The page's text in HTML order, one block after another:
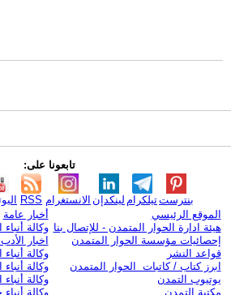
تابعونا على:
RSS الانستغرام لينكدإن تيلكرامبنترست
الموقع الرئيسي
هيئة ادارة الحوار المتمدن - للإتصال بنا
إحصائيات مؤسسة الحوار المتمدن
قواعد النشر
ابرز كتاب / كاتبات الحوار المتمدن
يوتيوب التمدن
مكتبة التمدن
أخبار عامة
وكالة أنباء
اخبار
وكالة أنباء
وكالة أنباء
وكالة أنباء
وكالة